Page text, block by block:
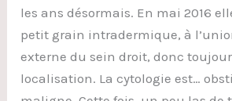
les ans désormais. En mai 2016
petit grain intradermique, à
externe du sein droit, donc
localisation. La cytologie est…